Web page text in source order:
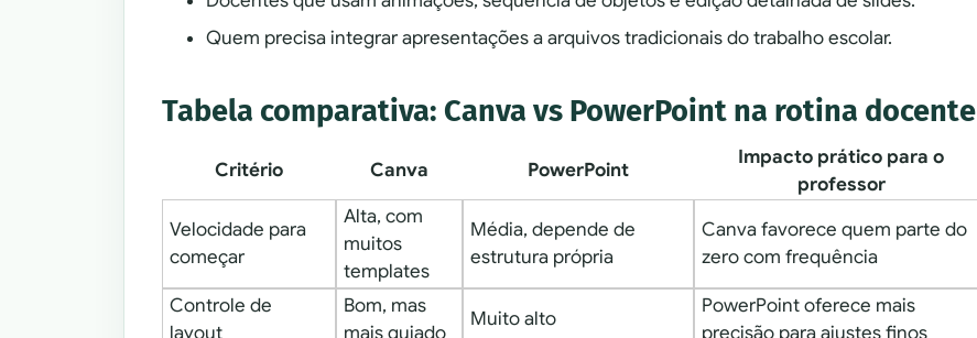
Quem precisa integrar apresentações a arquivos tradicionais do trabalho escolar.
Tabela comparativa: Canva vs PowerPoint na rotina docente
Critério Canva PowerPoint
Impacto prático para o
professor
Velocidade para
começar
Alta, com
muitos
templates
Média, depende de
estrutura própria
Canva favorece quem parte do
zero com frequência
Controle de
layout
Bom, mas
mais guiado
Muito alto
PowerPoint oferece mais
precisão para ajustes finos